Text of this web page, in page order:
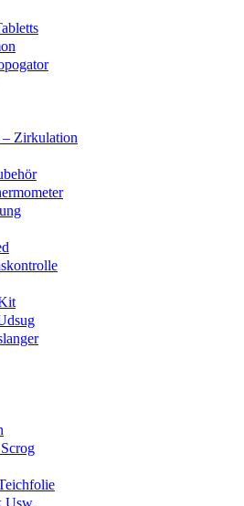
– Zirkulation
Usw.